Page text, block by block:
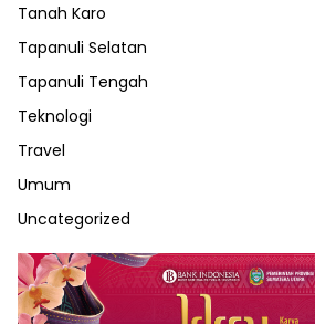
Tanah Karo
Tapanuli Selatan
Tapanuli Tengah
Teknologi
Travel
Umum
Uncategorized